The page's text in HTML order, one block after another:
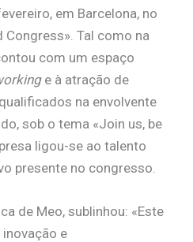
em Barcelona, no
Tal como na
com um espaço
e à atração de
na envolvente
sob o tema «Join us, be
ligou-se ao talento
presente no congresso.
de Meo, sublinhou: «Este
e